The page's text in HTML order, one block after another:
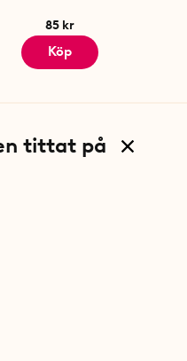
85 kr
Köp
tittat på